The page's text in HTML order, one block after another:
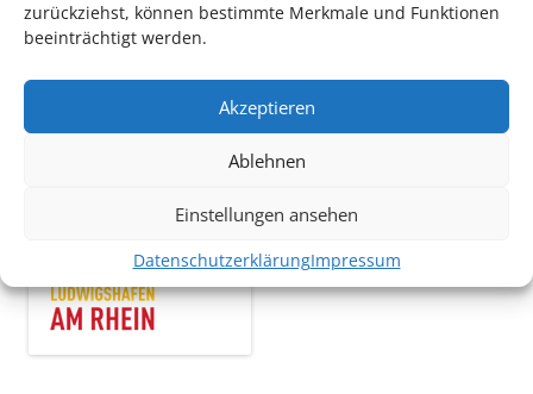
zurückziehst, können bestimmte Merkmale und Funktionen
beeinträchtigt werden.
Akzeptieren
Ablehnen
Einstellungen ansehen
DatenschutzerklärungImpressum
melden Sie sich unterinfo@kulturparkett-rhein-neckar.de
*KULTURTIPP SOMMERPAUSE: FESTIVAL DES DEUTSCHEN FILMS*